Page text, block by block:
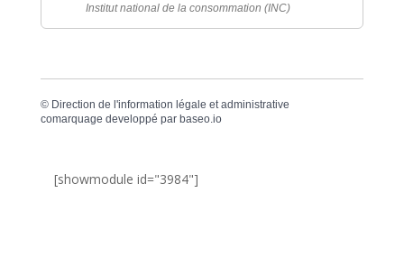
Institut national de la consommation (INC)
© Direction de l'information légale et administrative
comarquage developpé par baseo.io
[showmodule id="3984"]